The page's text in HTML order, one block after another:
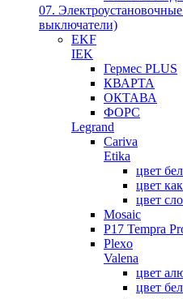
07.
выключатели)
EKF
IEK
Гермес PLUS
КВАРТА
ОКТАВА
ФОРС
Legrand
Cariva
Etika
цвет
цвет
цвет
Mosaic
P17 Tempra
Plexo
Valena
цвет
цвет